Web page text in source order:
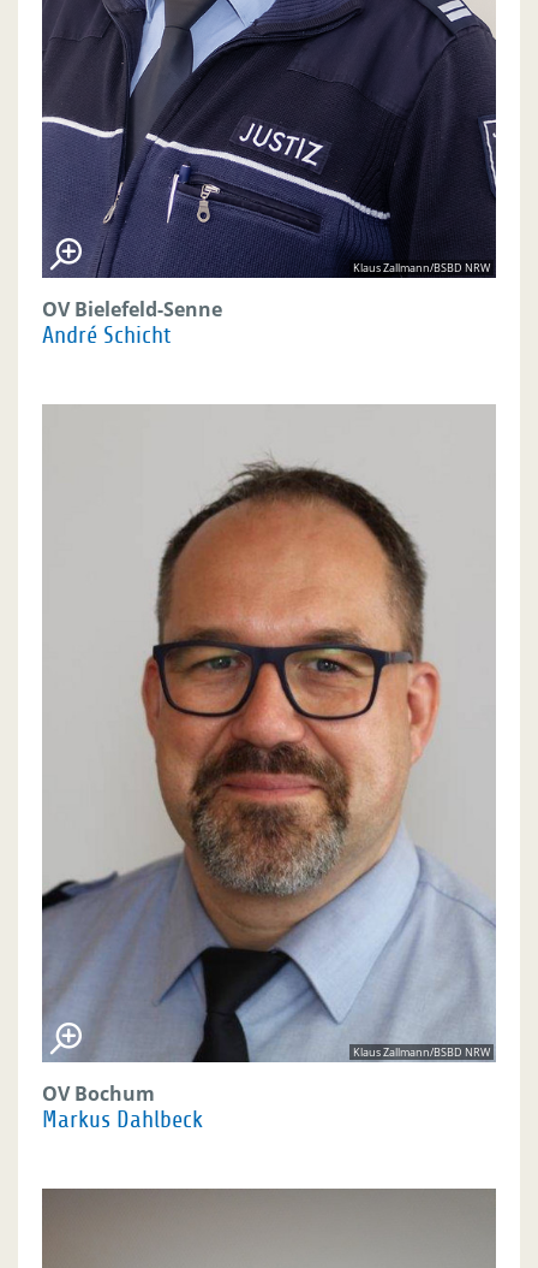
Klaus Zallmann/BSBD NRW
OV Bielefeld-Senne
André Schicht
Klaus Zallmann/BSBD NRW
OV Bochum
Markus Dahlbeck